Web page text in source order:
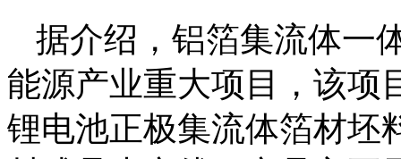
据介绍，铝箔集流体一
能源产业重大项目，该项
锂电池正极集流体箔材坯